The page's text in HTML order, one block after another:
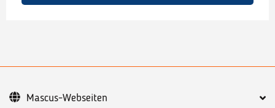
Mascus-Webseiten